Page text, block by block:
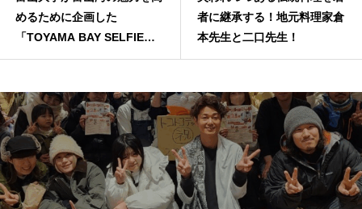
した
SELFIE
者に継承する！地元料理家倉
本先生と二口先生！
にモノつく
香薔薇シロ